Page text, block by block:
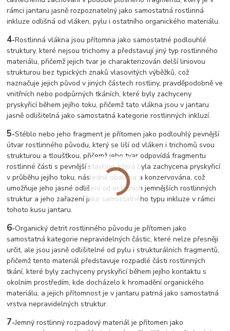
rámci jantaru jasně rozpoznatelný jako samostatná rostlinná
inkluze odlišná od vláken, pylu i ostatního organického materiálu.
4-Rostlinná vlákna jsou přítomna jako samostatné podlouhlé
struktury, které nejsou trichomy a představují jiný typ rostlinného
materiálu, přičemž jejich tvar je charakterizován delší liniovou
strukturou bez typických znaků vlasovitých výběžků, což
naznačuje jejich původ v jiných částech rostliny, pravděpodobně ve
vnitřních nebo podpůrných tkáních, které byly zachyceny
pryskyřicí během jejího toku, přičemž tato vlákna jsou v jantaru
jasně odlišitelná jako samostatná kategorie rostlinných inkluzí.
5-Stéblo nebo jeho fragment je přítomen jako podlouhlý pevnější
útvar rostlinného původu, který se liší od vláken i trichomů svou
strukturou a tloušťkou, přičemž jeho tvar odpovídá fragmentu
rostlinné části s pevnější stavbou, která byla zachycena pryskyřicí
v průběhu jejího toku, následně obalena a konzervována, což
umožňuje jeho jasné odlišení od ostatních jemnějších rostlinných
struktur a jeho zařazení jako samostatného typu inkluze v rámci
tohoto kusu jantaru.
6-Organický detrit rostlinného původu je přítomen jako
samostatná kategorie nepravidelných částic, které nelze přesněji
určit, ale jsou jasně odlišitelné od pylu i strukturálních fragmentů,
přičemž tento materiál představuje rozpadlé části rostlinných
tkání, které byly zachyceny pryskyřicí během jejího kontaktu s
okolním prostředím, kde docházelo k hromadění organického
materiálu, a jejich přítomnost je v jantaru patrná jako samostatná
vrstva nepravidelných struktur.
7-Jemný rostlinný rozpadový materiál je přítomen jako